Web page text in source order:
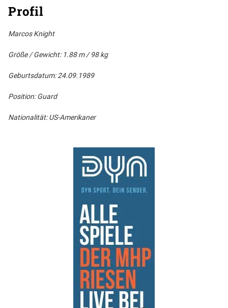
Profil
Marcos Knight
Größe / Gewicht: 1.88 m / 98 kg
Geburtsdatum: 24.09.1989
Position: Guard
Nationalität: US-Amerikaner